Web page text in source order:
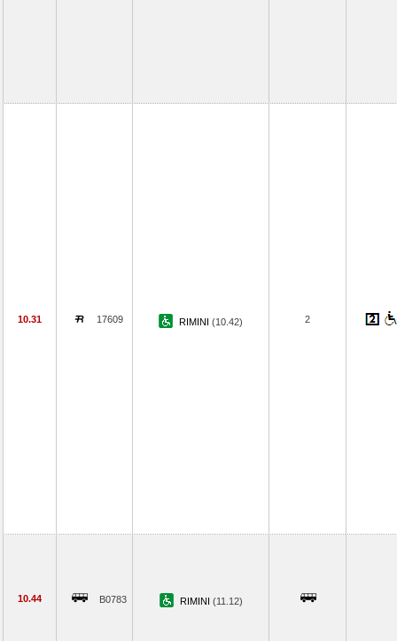
10.31 17609 RIMINI (10.42) 2
10.44 B0783 RIMINI (11.12)